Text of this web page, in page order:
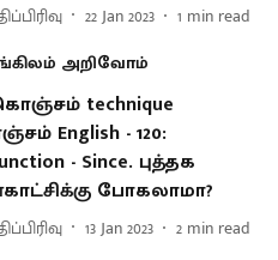
22 Jan 2023 1 min read
அறிவோம்
technique
English - 120:
- Since. புத்தக
போகலாமா?
13 Jan 2023 2 min read